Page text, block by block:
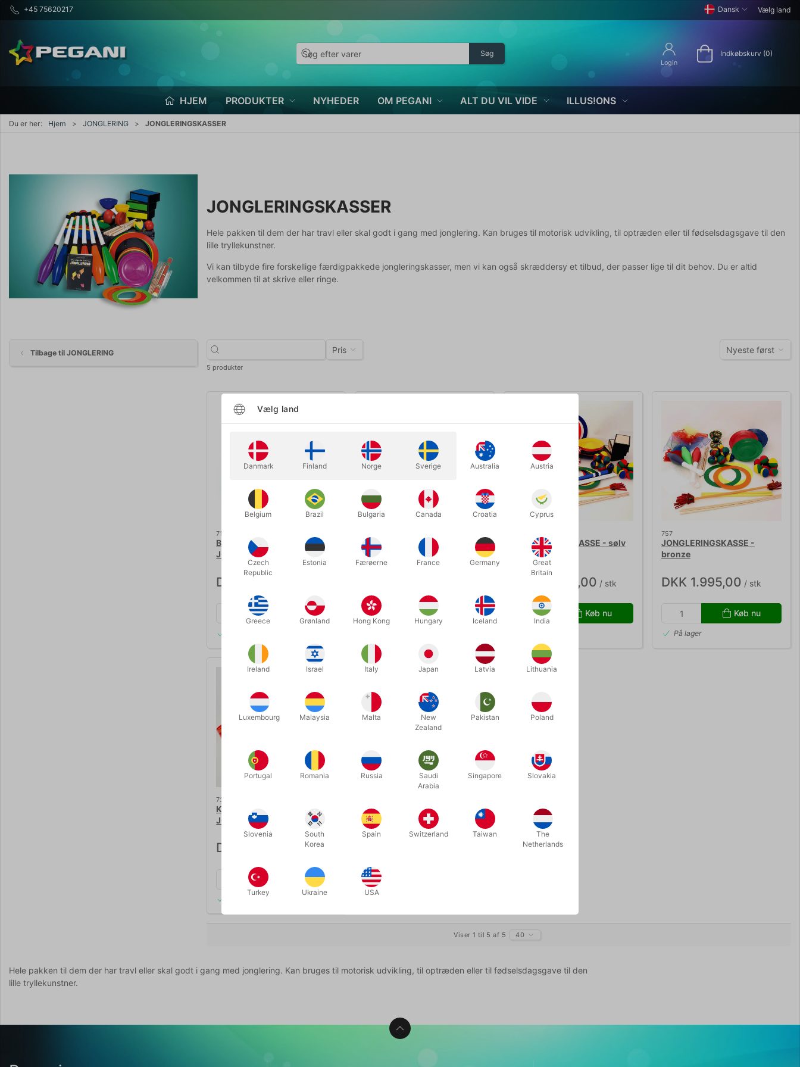
+45 75620217 Dansk Vælg land
Søg
Login
Indkøbskurv (0)
HJEM PRODUKTER NYHEDER OM PEGANI ALT DU VIL VIDE ILLUS!ONS
Du er her: Hjem JONGLERING JONGLERINGSKASSER
JONGLERINGSKASSER
Hele pakken til dem der har travl eller skal godt i gang med jonglering. Kan bruges til motorisk udvikling, til optræden eller til fødselsdagsgave til den
lille tryllekunstner.
Vi kan tilbyde fire forskellige færdigpakkede jongleringskasser, men vi kan også skræddersy et tilbud, der passer lige til dit behov. Du er altid
velkommen til at skrive eller ringe.
Tilbage til JONGLERING Pris Nyeste først
5 produkter
719
BRAVO STARTPAKKE TIL
JONGLØREN
DKK 495,00
Køb nu
JONGLERINGSKASSE- guld
Køb nu
JONGLERINGSKASSE - sølv
DKK 3.600,00 / stk
Køb nu
757
JONGLERINGSKASSE -
bronze
DKK 1.995,00 / stk
Køb nu
På lager
734
KOMPLET JUNIOR
JONGLERINGS-SÆT
DKK 550,00 / stk
Køb nu
Viser 1 til 5 af 5 40
Hele pakken til dem der har travl eller skal godt i gang med jonglering. Kan bruges til motorisk udvikling, til optræden eller til fødselsdagsgave til den
lille tryllekunstner.
Vælg land
Danmark Finland Norge Sverige Australia Austria
Belgium Brazil Bulgaria Canada Croatia Cyprus
Czech
Republic
Estonia Færøerne France Germany
Great
Britain
Greece Grønland Hong Kong Hungary Iceland India
Ireland Israel Italy Japan Latvia Lithuania
Luxembourg Malaysia Malta
New
Zealand
Pakistan Poland
Portugal Romania Russia
Saudi
Arabia
Singapore Slovakia
Slovenia
South
Korea
Spain Switzerland Taiwan
The
Netherlands
Turkey Ukraine USA